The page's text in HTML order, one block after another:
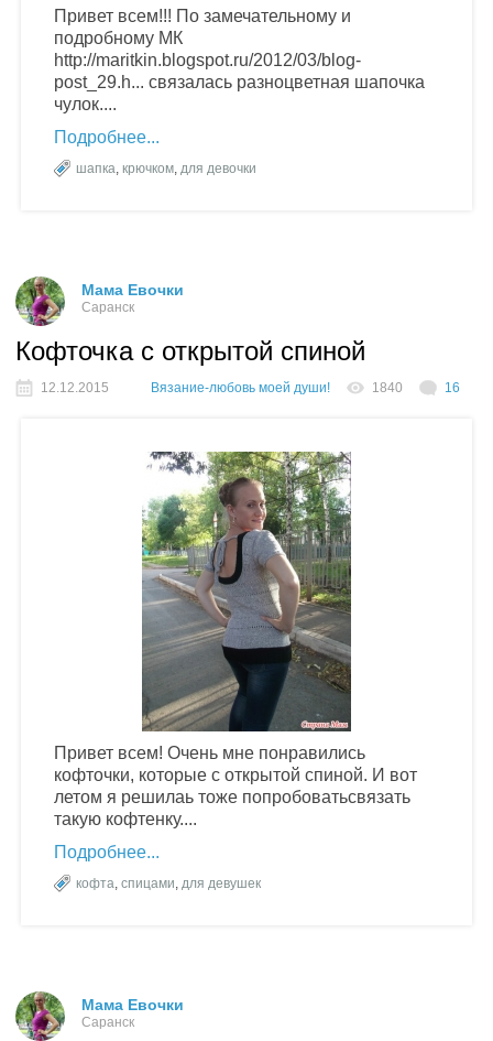
Привет всем!!! По замечательному и
подробному МК
http://maritkin.blogspot.ru/2012/03/blog-
post_29.h... связалась разноцветная шапочка
чулок....
Подробнее
шапка, крючком, для девочки
Мама Евочки
Саранск
Кофточка с открытой спиной
12.12.2015 Вязание-любовь моей души! 1840 16
Привет всем! Очень мне понравились
кофточки, которые с открытой спиной. И вот
летом я решилаь тоже попробоватьсвязать
такую кофтенку....
Подробнее
кофта, спицами, для девушек
Мама Евочки
Саранск